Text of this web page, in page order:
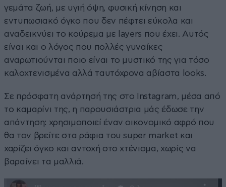
γεμάτα ζωή, με υγιή όψη, φυσική κίνηση και
εντυπωσιακό όγκο που δεν πέφτει εύκολα και
αναδεικνύει το κούρεμα με layers που έχει. Αυτός
είναι και ο λόγος που πολλές γυναίκες
αναρωτιούνται ποιο είναι το μυστικό της για τόσο
καλοχτενισμένα αλλά ταυτόχρονα αβίαστα looks.
Σε πρόσφατη ανάρτησή της στο Instagram, μέσα από
το καμαρίνι της, η παρουσιάστρια μάς έδωσε την
απάντηση: χρησιμοποιεί έναν οικονομικό αφρό που
θα τον βρείτε στα ράφια του super market και
χαρίζει όγκο και αντοχή στο χτένισμα, χωρίς να
βαραίνει τα μαλλιά.